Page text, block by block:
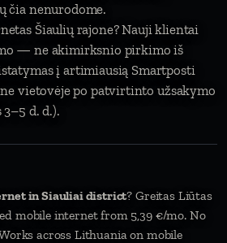
čia nenurodome.
Šiaulių rajone? Nauji klientai
— ne akimirksnio pirkimo iš
į artimiausią Smartposti
vietovėje po patvirtinto užsakymo
d. d.).
in Siauliai district? Greitas Liūtas
mobile internet from 5,39 €/mo. No
across Lithuania on mobile